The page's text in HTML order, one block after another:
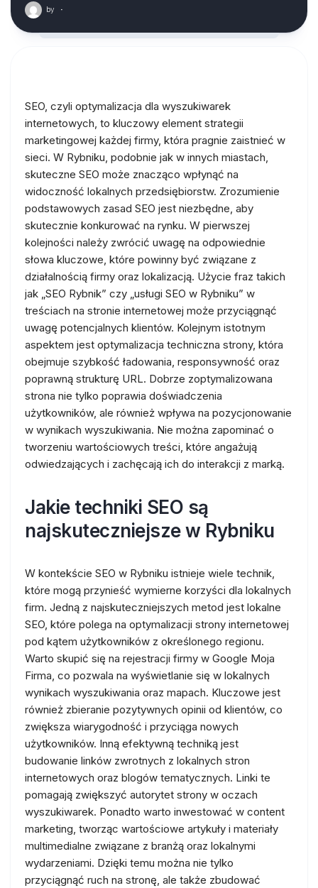
by ·
SEO, czyli optymalizacja dla wyszukiwarek
internetowych, to kluczowy element strategii
marketingowej każdej firmy, która pragnie zaistnieć w
sieci. W Rybniku, podobnie jak w innych miastach,
skuteczne SEO może znacząco wpłynąć na
widoczność lokalnych przedsiębiorstw. Zrozumienie
podstawowych zasad SEO jest niezbędne, aby
skutecznie konkurować na rynku. W pierwszej
kolejności należy zwrócić uwagę na odpowiednie
słowa kluczowe, które powinny być związane z
działalnością firmy oraz lokalizacją. Użycie fraz takich
jak „SEO Rybnik” czy „usługi SEO w Rybniku” w
treściach na stronie internetowej może przyciągnąć
uwagę potencjalnych klientów. Kolejnym istotnym
aspektem jest optymalizacja techniczna strony, która
obejmuje szybkość ładowania, responsywność oraz
poprawną strukturę URL. Dobrze zoptymalizowana
strona nie tylko poprawia doświadczenia
użytkowników, ale również wpływa na pozycjonowanie
w wynikach wyszukiwania. Nie można zapominać o
tworzeniu wartościowych treści, które angażują
odwiedzających i zachęcają ich do interakcji z marką.
Jakie techniki SEO są
najskuteczniejsze w Rybniku
W kontekście SEO w Rybniku istnieje wiele technik,
które mogą przynieść wymierne korzyści dla lokalnych
firm. Jedną z najskuteczniejszych metod jest lokalne
SEO, które polega na optymalizacji strony internetowej
pod kątem użytkowników z określonego regionu.
Warto skupić się na rejestracji firmy w Google Moja
Firma, co pozwala na wyświetlanie się w lokalnych
wynikach wyszukiwania oraz mapach. Kluczowe jest
również zbieranie pozytywnych opinii od klientów, co
zwiększa wiarygodność i przyciąga nowych
użytkowników. Inną efektywną techniką jest
budowanie linków zwrotnych z lokalnych stron
internetowych oraz blogów tematycznych. Linki te
pomagają zwiększyć autorytet strony w oczach
wyszukiwarek. Ponadto warto inwestować w content
marketing, tworząc wartościowe artykuły i materiały
multimedialne związane z branżą oraz lokalnymi
wydarzeniami. Dzięki temu można nie tylko
przyciągnąć ruch na stronę, ale także zbudować